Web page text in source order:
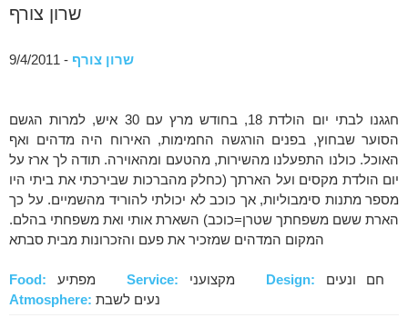
שרון צורף
שרון צורף - 9/4/2011
חגגנו לבתי יום הולדת 18, בחודש מרץ עם 30 איש, למרות הגשם
הסוער שבחוץ, בפנים הורגשה החמימות, האירוח היה מדהים ואף
האוכל. כולנו התפעלנו מהשירות, מהטעם ומהאוירה. תודה לך ארז על
יום הולדת מקסים ועל הארתך (כחלק מהברכות שבירכתי את ביתי היו
מספר מתנות סימבוליות, אך כוכב לא יכולתי להוריד מהשמיים. על כך
הארת ששם משפחתך שטרן=כוכב) השארת אותי ואת משפחתי בהלם.
המקום המדהים שמזכיר את פעם והזכרונות מבית סבתא
Food: מפתיעService: Design:
Atmosphere: נעים לשבת